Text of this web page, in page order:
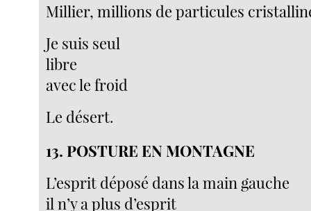
Millier, millions de particules
Je suis seul
libre
avec le froid
Le désert.
13. POSTURE EN MONTAGNE
L’esprit déposé dans la main gauche
il n’y a plus d’esprit